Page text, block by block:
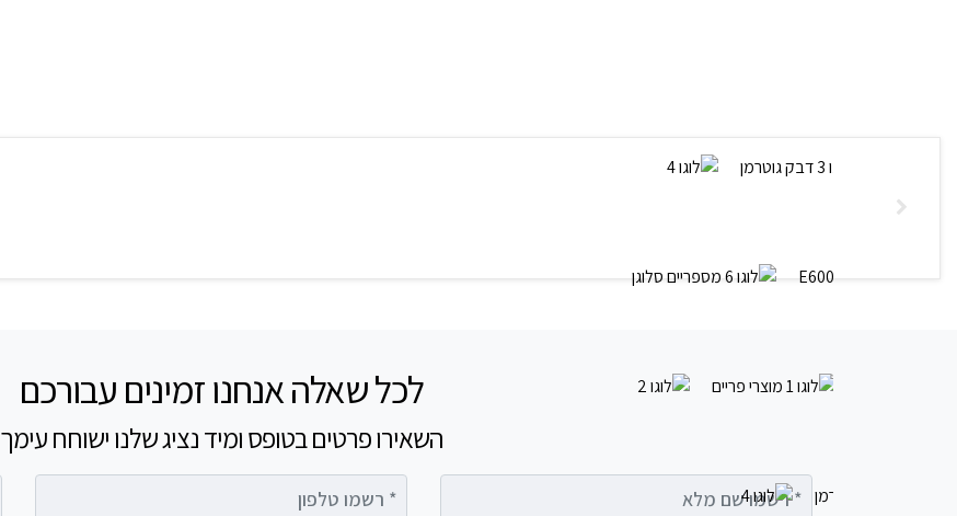
לכל שאלה אנחנו זמינים עבורכם
השאירו פרטים בטופס ומיד נציג שלנו ישוחח עימך
רשמו שם מלא